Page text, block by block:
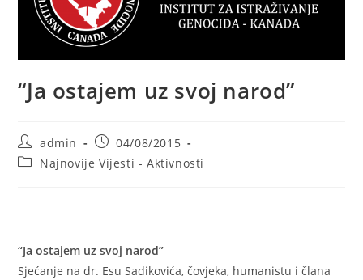
“Ja ostajem uz svoj narod”
Post
author:
admin
Post
published:
04/08/2015
PostNajnovije Vijesti - Aktivnosti
“Ja ostajem uz svoj narod”
Sjećanje na dr. Esu Sadikovića, čovjeka, humanistu i člana